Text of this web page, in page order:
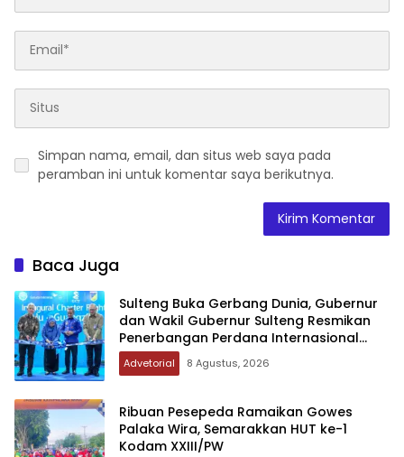
Simpan nama, email, dan situs web saya pada
peramban ini untuk komentar saya berikutnya.
Baca Juga
Sulteng Buka Gerbang Dunia, Gubernur
dan Wakil Gubernur Sulteng Resmikan
Penerbangan Perdana Internasional
Palu-Guangzhou
Advetorial 8 Agustus, 2026
Ribuan Pesepeda Ramaikan Gowes
Palaka Wira, Semarakkan HUT ke-1
Kodam XXIII/PW